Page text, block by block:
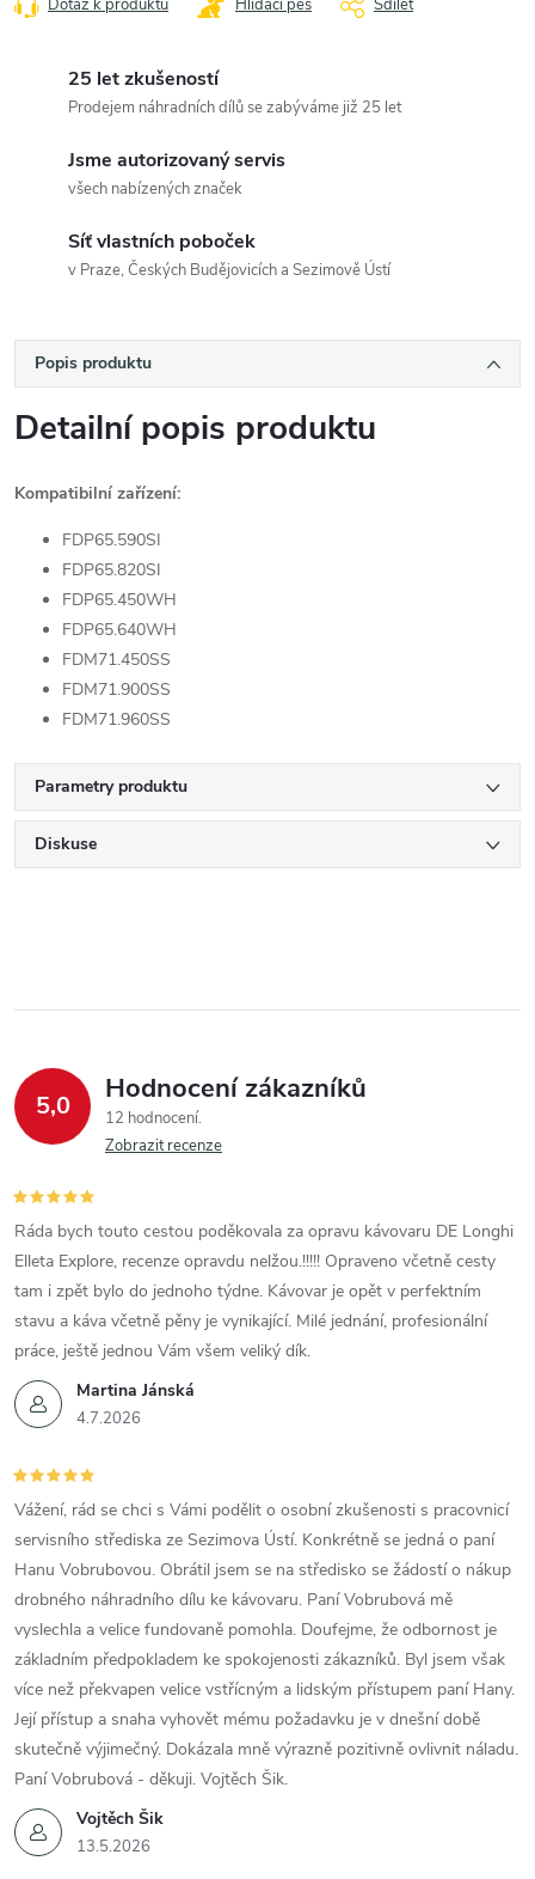
Dotaz k produktu Hlídací pes Sdílet
25 let zkušeností
Prodejem náhradních dílů se zabýváme již 25 let
Jsme autorizovaný servis
všech nabízených značek
Síť vlastních poboček
v Praze, Českých Budějovicích a Sezimově Ústí
Popis produktu
Detailní popis produktu
Kompatibilní zařízení:
FDP65.590SI
FDP65.820SI
FDP65.450WH
FDP65.640WH
FDM71.450SS
FDM71.900SS
FDM71.960SS
Parametry produktu
Diskuse
5,0 Hodnocení zákazníků
12 hodnocení
Zobrazit recenze
Martina Jánská
4.7.2026
Ráda bych touto cestou poděkovala za opravu kávovaru DE Longhi
Elleta Explore, recenze opravdu nelžou.!!!!! Opraveno včetně cesty
tam i zpět bylo do jednoho týdne. Kávovar je opět v perfektním
stavu a káva včetně pěny je vynikající. Milé jednání, profesionální
práce, ještě jednou Vám všem veliký dík.
Vojtěch Šik
13.5.2026
Vážení, rád se chci s Vámi podělit o osobní zkušenosti s pracovnicí
servisního střediska ze Sezimova Ústí. Konkrétně se jedná o paní
Hanu Vobrubovou. Obrátil jsem se na středisko se žádostí o nákup
drobného náhradního dílu ke kávovaru. Paní Vobrubová mě
vyslechla a velice fundovaně pomohla. Doufejme, že odbornost je
základním předpokladem ke spokojenosti zákazníků. Byl jsem však
více než překvapen velice vstřícným a lidským přístupem paní Hany.
Její přístup a snaha vyhovět mému požadavku je v dnešní době
skutečně výjimečný. Dokázala mně výrazně pozitivně ovlivnit náladu.
Paní Vobrubová - děkuji. Vojtěch Šik.